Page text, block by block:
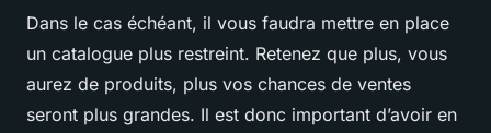
Dans le cas échéant, il vous faudra mettre en place
un catalogue plus restreint. Retenez que plus, vous
aurez de produits, plus vos chances de ventes
seront plus grandes. Il est donc important d’avoir en